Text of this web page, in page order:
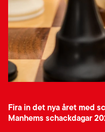
Fira in det nya året med
Manhems schackdagar